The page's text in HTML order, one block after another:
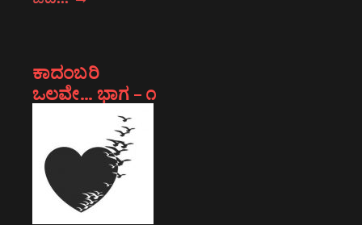
ಕಾದಂಬರಿ
ಒಲವೇ… ಭಾಗ – ೧